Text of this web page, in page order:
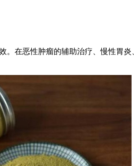
在恶性肿瘤的辅助治疗、慢性胃